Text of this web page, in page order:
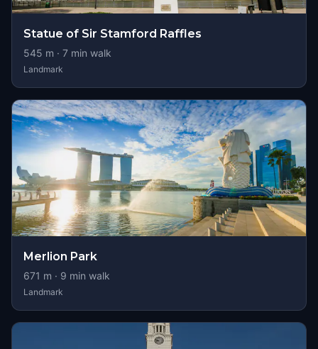
Statue of Sir Stamford Raffles
545 m · 7 min walk
Landmark
Merlion Park
671 m · 9 min walk
Landmark